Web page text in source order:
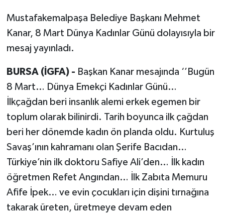
Mustafakemalpaşa Belediye Başkanı Mehmet
Kanar, 8 Mart Dünya Kadınlar Günü dolayısıyla bir
mesaj yayınladı.
BURSA (İGFA) - Başkan Kanar mesajında ‘’Bugün
8 Mart… Dünya Emekçi Kadınlar Günü…
İlkçağdan beri insanlık alemi erkek egemen bir
toplum olarak bilinirdi. Tarih boyunca ilk çağdan
beri her dönemde kadın ön planda oldu. Kurtuluş
Savaş’ının kahramanı olan Şerife Bacıdan…
Türkiye’nin ilk doktoru Safiye Ali’den… İlk kadın
öğretmen Refet Angından… İlk Zabıta Memuru
Afife İpek… ve evin çocukları için dişini tırnağına
takarak üreten, üretmeye devam eden